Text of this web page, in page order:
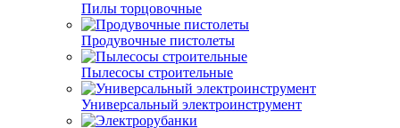
Пилы торцовочные
Продувочные пистолеты
Пылесосы строительные
Универсальный электроинструмент